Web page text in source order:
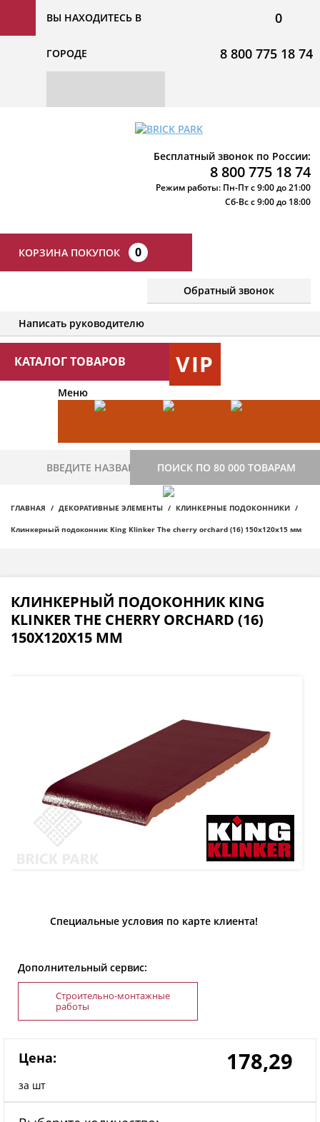
ВЫ НАХОДИТЕСЬ В
ГОРОДЕ
0
8 800 775 18 74
Бесплатный звонок по России:
8 800 775 18 74
Режим работы: Пн-Пт с 9:00 до 21:00
Сб-Вс с 9:00 до 18:00
КОРЗИНА ПОКУПОК 0
Обратный звонок
Написать руководителю
КАТАЛОГ ТОВАРОВ VIP
Меню
ПОИСК ПО 80 000 ТОВАРАМ
ГЛАВНАЯ ДЕКОРАТИВНЫЕ ЭЛЕМЕНТЫ КЛИНКЕРНЫЕ ПОДОКОННИКИ
Клинкерный подоконник King Klinker The cherry orchard (16) 150x120x15 мм
КЛИНКЕРНЫЙ ПОДОКОННИК KING
KLINKER THE CHERRY ORCHARD (16)
150X120X15 ММ
Специальные условия по карте клиента!
Дополнительный сервис:
Строительно-монтажные
работы
Цена:
за шт
178,29